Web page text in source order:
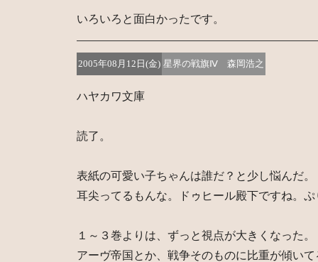
いろいろと面白かったです。
2005年08月12日(金) 星界の戦旗Ⅳ 森岡浩之
ハヤカワ文庫
読了。
表紙の可愛い子ちゃんは誰だ？と少し悩んだ。
耳尖ってるもんな。ドゥヒール殿下ですね。ぷ
１～３巻よりは、ずっと視点が大きくなった。
アーヴ帝国とか、戦争そのものに比重が傾いて